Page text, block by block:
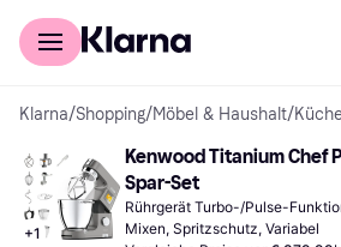
Für Shopper
Klarna/Shopping/Möbel & Haushalt/
+1
Kenwood Titanium Chef
Spar-Set
Rührgerät Turbo-/Pulse-
Mixen, Spritzschutz, Variabel